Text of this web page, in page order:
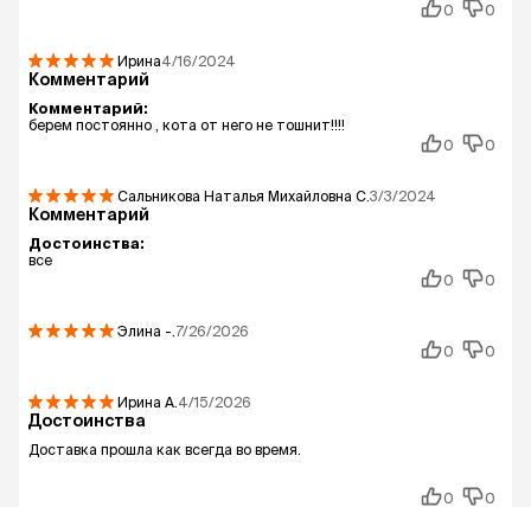
0
0
Ирина4/16/2024
Комментарий
Комментарий:
берем постоянно , кота от него не тошнит!!!!
0
0
Сальникова Наталья Михайловна С. 3/3/2024
Комментарий
Достоинства:
все
0
0
Элина -. 7/26/2026
0
0
Ирина А. 4/15/2026
Достоинства
Доставка прошла как всегда во время.
0 0